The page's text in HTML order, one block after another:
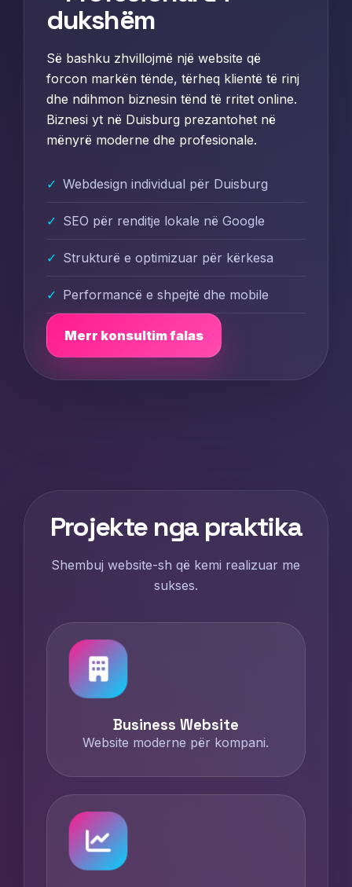
dukshëm
Së bashku zhvillojmë një website që
forcon markën tënde, tërheq klientë të rinj
dhe ndihmon biznesin tënd të rritet online.
Biznesi yt në Duisburg prezantohet në
mënyrë moderne dhe profesionale.
Webdesign individual për Duisburg
SEO për renditje lokale në Google
Strukturë e optimizuar për kërkesa
Performancë e shpejtë dhe mobile
Merr konsultim falas
Projekte nga praktika
Shembuj website-sh që kemi realizuar me
sukses.
Business Website
Website moderne për kompani.